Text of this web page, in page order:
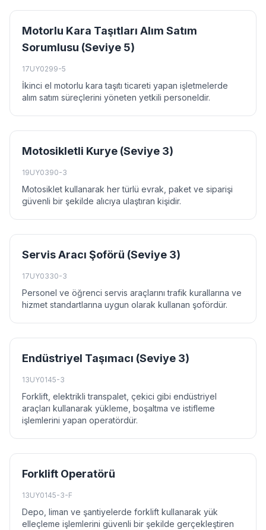
Motorlu Kara Taşıtları Alım Satım
Sorumlusu (Seviye 5)
17UY0299-5
İkinci el motorlu kara taşıtı ticareti yapan işletmelerde
alım satım süreçlerini yöneten yetkili personeldir.
Motosikletli Kurye (Seviye 3)
19UY0390-3
Motosiklet kullanarak her türlü evrak, paket ve siparişi
güvenli bir şekilde alıcıya ulaştıran kişidir.
Servis Aracı Şoförü (Seviye 3)
17UY0330-3
Personel ve öğrenci servis araçlarını trafik kurallarına ve
hizmet standartlarına uygun olarak kullanan şofördür.
Endüstriyel Taşımacı (Seviye 3)
13UY0145-3
Forklift, elektrikli transpalet, çekici gibi endüstriyel
araçları kullanarak yükleme, boşaltma ve istifleme
işlemlerini yapan operatördür.
Forklift Operatörü
13UY0145-3-F
Depo, liman ve şantiyelerde forklift kullanarak yük
elleçleme işlemlerini güvenli bir şekilde gerçekleştiren